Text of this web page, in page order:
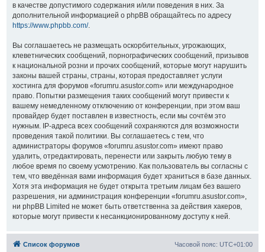
в качестве допустимого содержания и/или поведения в них. За
дополнительной информацией о phpBB обращайтесь по адресу
https://www.phpbb.com/.
Вы соглашаетесь не размещать оскорбительных, угрожающих,
клеветнических сообщений, порнографических сообщений, призывов
к национальной розни и прочих сообщений, которые могут нарушить
законы вашей страны, страны, которая предоставляет услуги
хостинга для форумов «forumru.asustor.com» или международное
право. Попытки размещения таких сообщений могут привести к
вашему немедленному отключению от конференции, при этом ваш
провайдер будет поставлен в известность, если мы сочтём это
нужным. IP-адреса всех сообщений сохраняются для возможности
проведения такой политики. Вы соглашаетесь с тем, что
администраторы форумов «forumru.asustor.com» имеют право
удалить, отредактировать, перенести или закрыть любую тему в
любое время по своему усмотрению. Как пользователь вы согласны с
тем, что введённая вами информация будет храниться в базе данных.
Хотя эта информация не будет открыта третьим лицам без вашего
разрешения, ни администрация конференции «forumru.asustor.com»,
ни phpBB Limited не может быть ответственна за действия хакеров,
которые могут привести к несанкционированному доступу к ней.
Список форумов Часовой пояс: UTC+01:00